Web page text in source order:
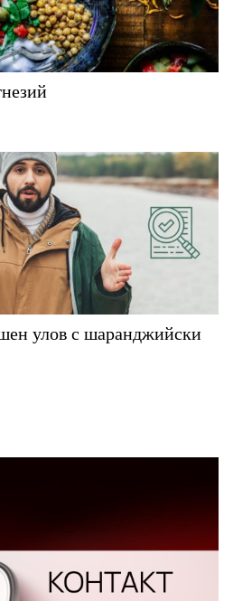
улов с шаранджийски